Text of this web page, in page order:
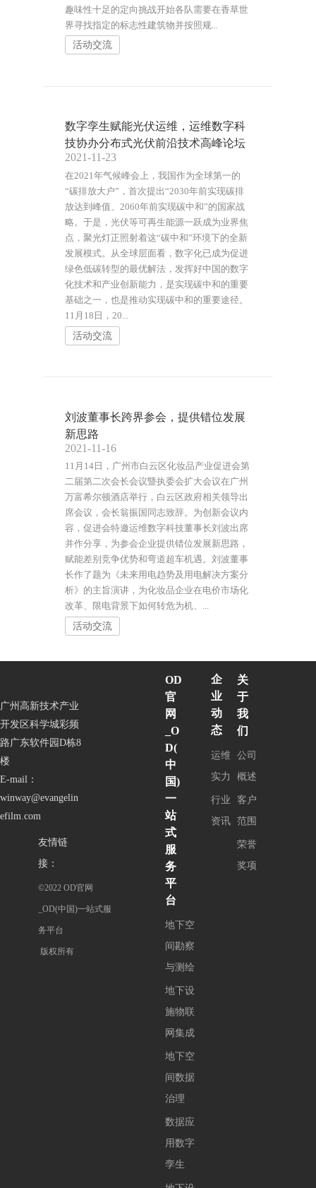
趣味性十足的定向挑战开始各队需要在香草世
界寻找指定的标志性建筑物并按照规...
活动交流
数字孪生赋能光伏运维，运维数字科
技协办分布式光伏前沿技术高峰论坛
2021-11-23
在2021年气候峰会上，我国作为全球第一的
“碳排放大户”，首次提出“2030年前实现碳排
放达到峰值、2060年前实现碳中和”的国家战
略。于是，光伏等可再生能源一跃成为业界焦
点，聚光灯正照射着这“碳中和”环境下的全新
发展模式。从全球层面看，数字化已成为促进
绿色低碳转型的最优解法，发挥好中国的数字
化技术和产业创新能力，是实现碳中和的重要
基础之一，也是推动实现碳中和的重要途径。
11月18日，20...
活动交流
刘波董事长跨界参会，提供错位发展
新思路
2021-11-16
11月14日，广州市白云区化妆品产业促进会第
二届第二次会长会议暨执委会扩大会议在广州
万富希尔顿酒店举行，白云区政府相关领导出
席会议，会长翁振国同志致辞。为创新会议内
容，促进会特邀运维数字科技董事长刘波出席
并作分享，为参会企业提供错位发展新思路，
赋能差别竞争优势和弯道超车机遇。刘波董事
长作了题为《未来用电趋势及用电解决方案分
析》的主旨演讲，为化妆品企业在电价市场化
改革、限电背景下如何转危为机、...
活动交流
广州高新技术产业
开发区科学城彩频
路广东软件园D栋8
楼
E-mail：
winway@evangelin
efilm.com
友情链
接：
©2022 OD官网
_OD(中国)一站式服
务平台
版权所有
OD
官
网
_O
D(
中
国)
一
站
式
服
务
平
地下空
间勘察
与测绘
地下设
施物联
网集成
地下空
间数据
治理
数据应
用数字
孪生
企
业
动
态
运维
实力
行业
资讯
关
于
我
们
公司
概述
客户
范围
荣誉
奖项